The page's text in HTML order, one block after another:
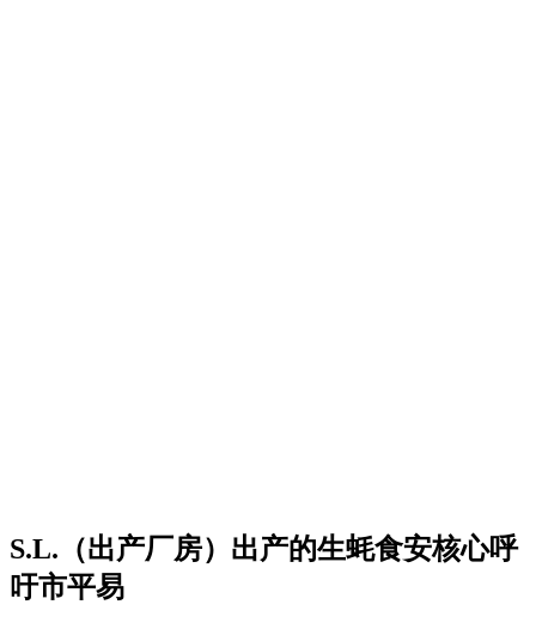
S.L.（出产厂房）出产的生蚝食安核心呼
吁市平易